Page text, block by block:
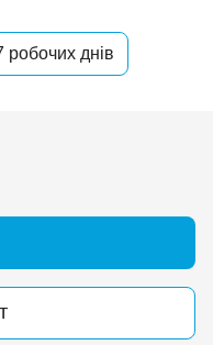
робочих днів